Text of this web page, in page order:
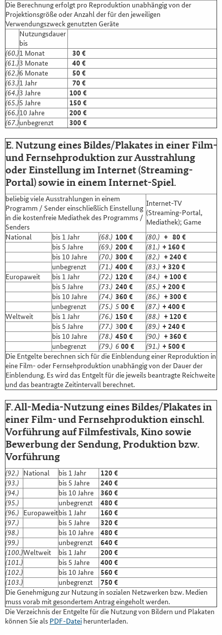
Die Berechnung erfolgt pro Reproduktion unabhängig von der
Projektionsgröße oder Anzahl der für den jeweiligen
Verwendungszweck genutzten Geräte
Nutzungsdauer
bis
(60.)1 Monat
30 €
(61.)3 Monate
40 €
(62.)6 Monate
50 €
(63.)1 Jahr
70 €
(64.)3 Jahre
100 €
(65.)5 Jahre
150 €
(66.)10 Jahre
200 €
(67.)unbegrenzt 300 €
E. Nutzung eines Bildes/Plakates in einer Film-
und Fernsehproduktion zur Ausstrahlung
oder Einstellung im Internet (Streaming-
Portal) sowie in einem Internet-Spiel.
beliebig viele Ausstrahlungen in einem
Programm / Sender einschließlich Einstellung
in die kostenfreie Mediathek des Programms /
Senders
Internet-TV
(Streaming-Portal,
Mediathek); Game
National
bis 1 Jahr (68.) 100 € (80.) + 80 €
bis 5 Jahre
(69.) 200 € (81.) + 160 €
bis 10 Jahre
(70.) 300 € (82.) + 240 €
unbegrenzt
(71.) 400 € (83.) + 320 €
Europaweit
bis 1 Jahr (72.) 120 € (84.) + 100 €
bis 5 Jahre
(73.) 240 € (85.) + 200 €
bis 10 Jahre
(74.) 360 € (86.) + 300 €
unbegrenzt
(75.) 5 00 € (87.) + 400 €
Weltweit
bis 1 Jahr (76.) 150 € (88.) + 120 €
bis 5 Jahre
(77.) 300 € (89.) + 240 €
bis 10 Jahre
(78.) 450 € (90.) + 360 €
unbegrenzt
(79.) 6 00 € (91.) + 500 €
Die Entgelte berechnen sich für die Einblendung einer Reproduktion in
eine Film- oder Fernsehproduktion unabhängig von der Dauer der
Einblendung. Es wird das Entgelt für die jeweils beantragte Reichweite
und das beantragte Zeitintervall berechnet.
F. All-Media-Nutzung eines Bildes/Plakates in
einer Film- und Fernsehproduktion einschl.
Vorführung auf Filmfestivals, Kino sowie
Bewerbung der Sendung, Produktion bzw.
Vorführung
(92.) National bis 1 Jahr
120 €
(93.)
bis 5 Jahre
240 €
(94.)
bis 10 Jahre
360 €
(95.)
unbegrenzt
480 €
(96.) Europaweitbis 1 Jahr
160 €
(97.)
bis 5 Jahre
320 €
(98.)
bis 10 Jahre
480 €
(99.)
unbegrenzt
640 €
(100.)Weltweit bis 1 Jahr
200 €
(101.)
bis 5 Jahre
400 €
(102.)
bis 10 Jahre
560 €
(103.)
unbegrenzt
750 €
Die Genehmigung zur Nutzung in sozialen Netzwerken bzw. Medien
muss vorab mit gesondertem Antrag eingeholt werden.
Die Verzeichnis der Entgelte für die Nutzung von Bildern und Plakaten
können Sie als PDF-Datei herunterladen.